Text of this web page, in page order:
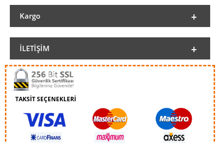
Kargo
İLETIŞIM
TAKSİT SEÇENEKLERİ